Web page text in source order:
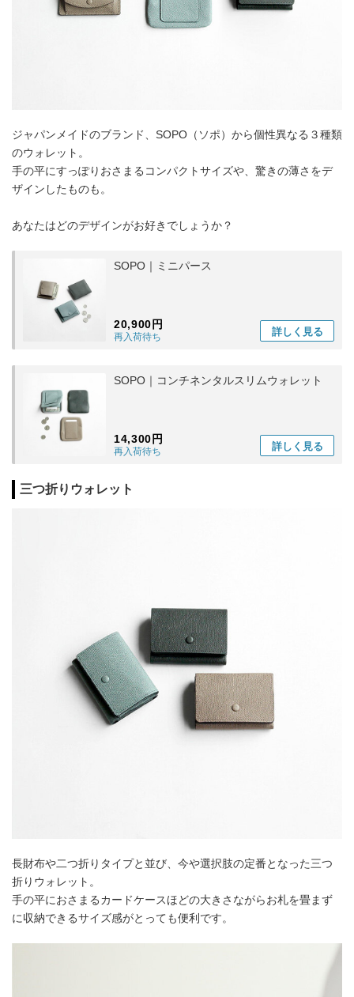
ジャパンメイドのブランド、SOPO（ソポ）から個性異なる３種類
のウォレット。
手の平にすっぽりおさまるコンパクトサイズや、驚きの薄さをデ
ザインしたものも。
あなたはどのデザインがお好きでしょうか？
SOPO｜ミニパース
20,900円
再入荷待ち 詳しく 見る
SOPO｜コンチネンタルスリムウォレット
14,300円
再入荷待ち 詳しく 見る
三つ折りウォレット
長財布や二つ折りタイプと並び、今や選択肢の定番となった三つ
折りウォレット。
手の平におさまるカードケースほどの大きさながらお札を畳まず
に収納できるサイズ感がとっても便利です。